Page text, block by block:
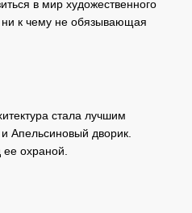
в мир художественного
ни к чему не обязывающая
стала лучшим
Апельсиновый дворик.
охраной.